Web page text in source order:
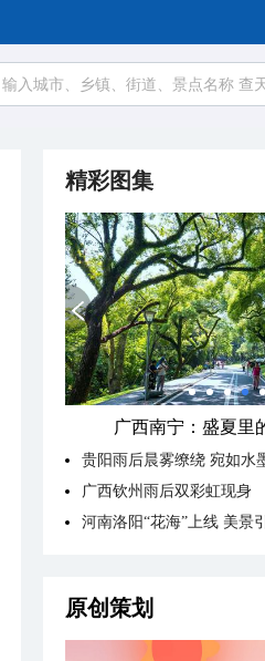
精彩图集
广西南宁：盛夏里
贵阳雨后晨雾缭绕 宛如水
广西钦州雨后双彩虹现身
河南洛阳“花海”上线 美景
原创策划